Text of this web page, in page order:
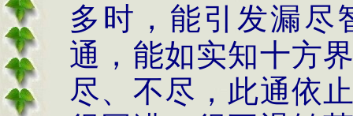
多时，能引发漏尽
通，能如实知十方
尽、不尽，此通依